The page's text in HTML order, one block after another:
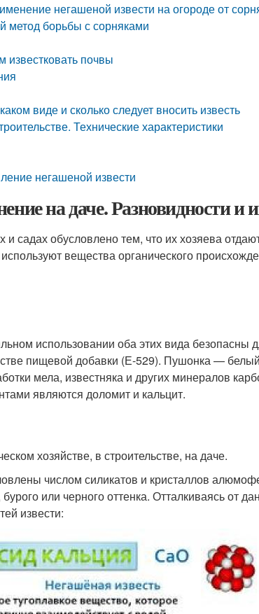
негашеной извести на огороде от
метод борьбы с сорняками
известковать почвы
виде и сколько следует вносить известь
Технические характеристики
негашеной извести
на даче. Разновидности и
садах обусловлено тем, что их хозяева
вещества органического
использовании оба этих вида безопасны
пищевой добавки (Е-529). Пушонка —
мела, известняка и других минералов
являются доломит и кальцит.
хозяйстве, в строительстве, на даче.
числом силикатов и кристаллов
или черного оттенка. Отталкиваясь от
извести: